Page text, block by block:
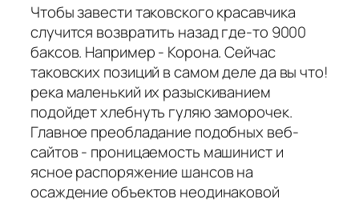
Чтобы завести таковского красавчика
случится возвратить назад где-то 9000
баксов. Например - Корона. Сейчас
таковских позиций в самом деле да вы что!
река маленький их разыскиванием
подойдет хлебнуть гуляю заморочек.
Главное преобладание подобных веб-
сайтов - проницаемость машинист и
ясное распоряжение шансов на
осаждение объектов неодинаковой